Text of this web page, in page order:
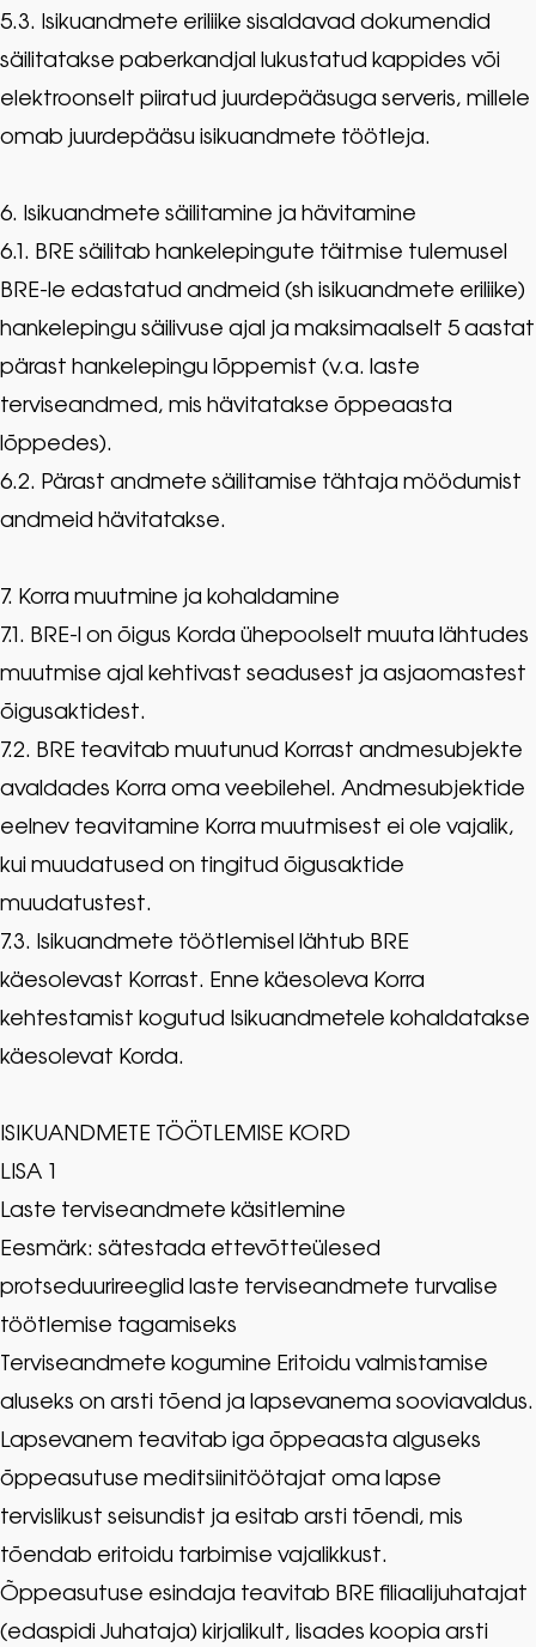
5.3. Isikuandmete eriliike sisaldavad dokumendid
säilitatakse paberkandjal lukustatud kappides või
elektroonselt piiratud juurdepääsuga serveris, millele
omab juurdepääsu isikuandmete töötleja.
6. Isikuandmete säilitamine ja hävitamine
6.1. BRE säilitab hankelepingute täitmise tulemusel
BRE-le edastatud andmeid (sh isikuandmete eriliike)
hankelepingu säilivuse ajal ja maksimaalselt 5 aastat
pärast hankelepingu lõppemist (v.a. laste
terviseandmed, mis hävitatakse õppeaasta
lõppedes).
6.2. Pärast andmete säilitamise tähtaja möödumist
andmeid hävitatakse.
7. Korra muutmine ja kohaldamine
7.1. BRE-l on õigus Korda ühepoolselt muuta lähtudes
muutmise ajal kehtivast seadusest ja asjaomastest
õigusaktidest.
7.2. BRE teavitab muutunud Korrast andmesubjekte
avaldades Korra oma veebilehel. Andmesubjektide
eelnev teavitamine Korra muutmisest ei ole vajalik,
kui muudatused on tingitud õigusaktide
muudatustest.
7.3. Isikuandmete töötlemisel lähtub BRE
käesolevast Korrast. Enne käesoleva Korra
kehtestamist kogutud Isikuandmetele kohaldatakse
käesolevat Korda.
ISIKUANDMETE TÖÖTLEMISE KORD
LISA 1
Laste terviseandmete käsitlemine
Eesmärk: sätestada ettevõtteülesed
protseduurireeglid laste terviseandmete turvalise
töötlemise tagamiseks
Terviseandmete kogumine Eritoidu valmistamise
aluseks on arsti tõend ja lapsevanema sooviavaldus.
Lapsevanem teavitab iga õppeaasta alguseks
õppeasutuse meditsiinitöötajat oma lapse
tervislikust seisundist ja esitab arsti tõendi, mis
tõendab eritoidu tarbimise vajalikkust.
Õppeasutuse esindaja teavitab BRE filiaalijuhatajat
(edaspidi Juhataja) kirjalikult, lisades koopia arsti